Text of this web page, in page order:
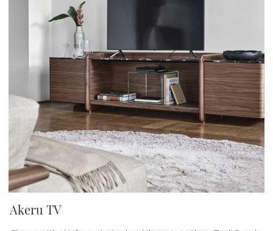
Akeru TV